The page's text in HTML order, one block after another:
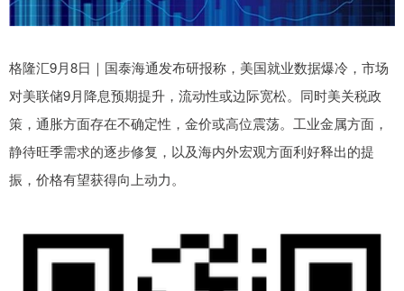
格隆汇9月8日｜国泰海通发布研报称，美国就业数据爆冷，市场
对美联储9月降息预期提升，流动性或边际宽松。同时美关税政
策，通胀方面存在不确定性，金价或高位震荡。工业金属方面，
静待旺季需求的逐步修复，以及海内外宏观方面利好释出的提
振，价格有望获得向上动力。